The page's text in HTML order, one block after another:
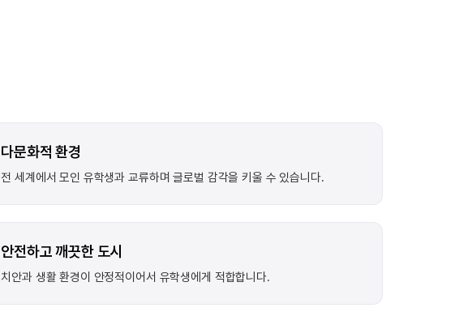
다문화적 환경
전 세계에서 모인 유학생과 교류하며 글로벌 감각을 키울 수 있습니다.
안전하고 깨끗한 도시
치안과 생활 환경이 안정적이어서 유학생에게 적합합니다.